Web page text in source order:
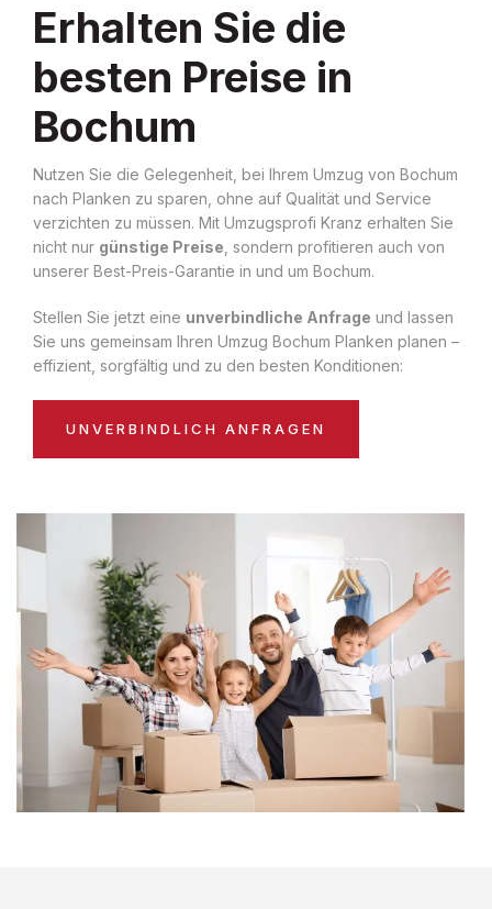
Erhalten Sie die
besten Preise in
Bochum
Nutzen Sie die Gelegenheit, bei Ihrem Umzug von Bochum
nach Planken zu sparen, ohne auf Qualität und Service
verzichten zu müssen. Mit Umzugsprofi Kranz erhalten Sie
nicht nur günstige Preise , sondern profitieren auch von
unserer Best-Preis-Garantie in und um Bochum.
Stellen Sie jetzt eine unverbindliche Anfrage und lassen
Sie uns gemeinsam Ihren Umzug Bochum Planken planen –
effizient, sorgfältig und zu den besten Konditionen:
UNVERBINDLICH ANFRAGEN